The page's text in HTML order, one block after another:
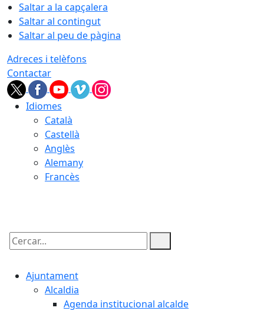
Saltar a la capçalera
Saltar al contingut
Saltar al peu de pàgina
Adreces i telèfons
Contactar
Idiomes
Català
Castellà
Anglès
Alemany
Francès
Cercar:
Ajuntament
Alcaldia
Agenda institucional alcalde